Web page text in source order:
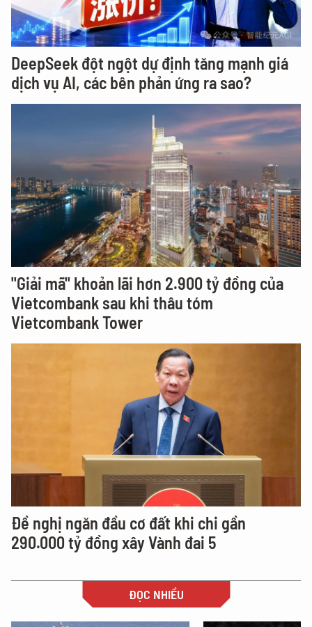
DeepSeek đột ngột dự định tăng mạnh giá
dịch vụ AI, các bên phản ứng ra sao?
"Giải mã" khoản lãi hơn 2.900 tỷ đồng của
Vietcombank sau khi thâu tóm
Vietcombank Tower
Đề nghị ngăn đầu cơ đất khi chi gần
290.000 tỷ đồng xây Vành đai 5
ĐỌC NHIỀU